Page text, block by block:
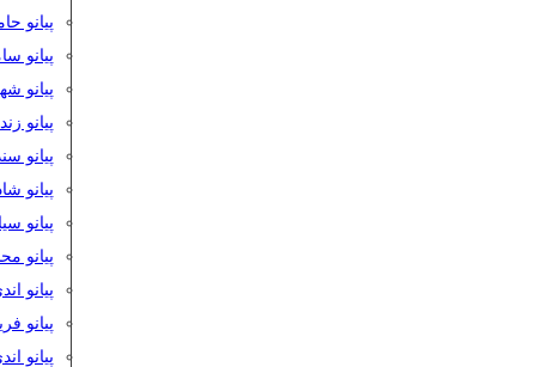
پیانو
پیانو
پیانو
پیانو
پیانو
پیانو
پیانو
پیانو
پیانو
پیانو
پیانو